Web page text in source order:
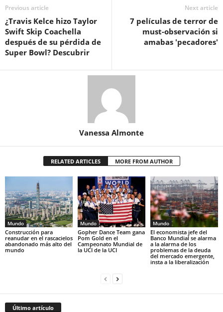
Previous article
¿Travis Kelce hizo Taylor
Swift Skip Coachella
después de su pérdida de
Super Bowl? Descubrir
Next article
7 películas de terror de
must-observación si
amabas 'pecadores'
Vanessa Almonte
RELATED ARTICLES MORE FROM AUTHOR
Mundo
Construcción para
reanudar en el rascacielos
abandonado más alto del
mundo
Mundo
Gopher Dance Team gana
Pom Gold en el
Campeonato Mundial de
la UCI de la UCI
Mundo
El economista jefe del
Banco Mundial se alarma
a la alarma de los
problemas de la deuda
del mercado emergente,
insta a la liberalización
Último artículo